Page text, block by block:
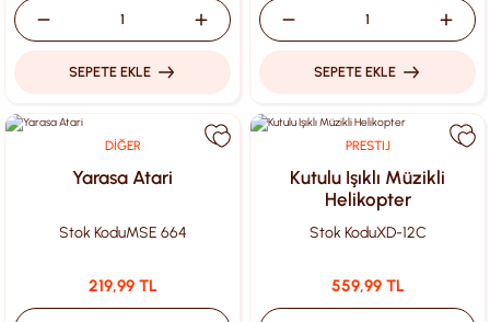
SEPETE EKLE SEPETE EKLE
DİĞER
Yarasa Atari
Stok KoduMSE 664
219,99 TL
PRESTIJ
Kutulu Işıklı Müzikli
Helikopter
Stok KoduXD-12C
559,99 TL